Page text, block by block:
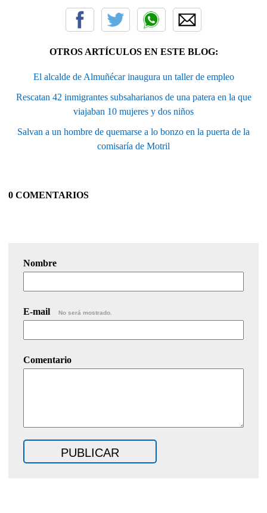
OTROS ARTÍCULOS EN ESTE BLOG:
El alcalde de Almuñécar inaugura un taller de empleo
Rescatan 42 inmigrantes subsaharianos de una patera en la que
viajaban 10 mujeres y dos niños
Salvan a un hombre de quemarse a lo bonzo en la puerta de la
comisaría de Motril
0 COMENTARIOS
Nombre
E-mail No será mostrado.
Comentario